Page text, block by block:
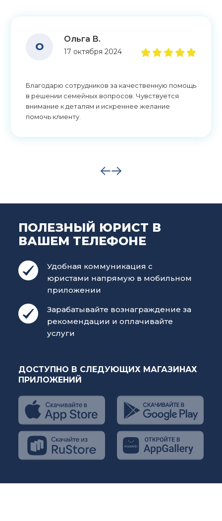
О
Ольга В.
17 октября 2024
Благодарю сотрудников за качественную помощь
в решении семейных вопросов. Чувствуется
внимание к деталям и искреннее желание
помочь клиенту.
ПОЛЕЗНЫЙ ЮРИСТ В
ВАШЕМ ТЕЛЕФОНЕ
Удобная коммуникация с
юристами напрямую в мобильном
приложении
Зарабатывайте вознаграждение за
рекомендации и оплачивайте
услуги
ДОСТУПНО В СЛЕДУЮЩИХ МАГАЗИНАХ
ПРИЛОЖЕНИЙ